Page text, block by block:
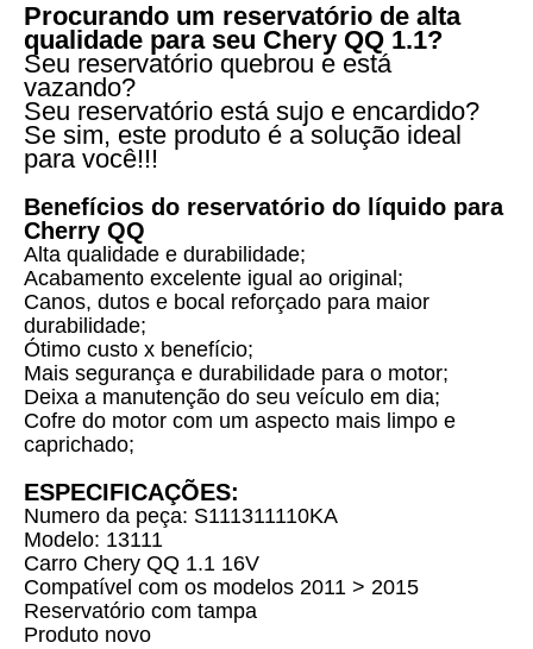
Procurando um reservatório de alta
qualidade para seu Chery QQ 1.1?
Seu reservatório quebrou e está
vazando?
Seu reservatório está sujo e encardido?
Se sim, este produto é a solução ideal
para você!!!
Benefícios do reservatório do líquido para
Cherry QQ
Alta qualidade e durabilidade;
Acabamento excelente igual ao original;
Canos, dutos e bocal reforçado para maior
durabilidade;
Ótimo custo x benefício;
Mais segurança e durabilidade para o motor;
Deixa a manutenção do seu veículo em dia;
Cofre do motor com um aspecto mais limpo e
caprichado;
ESPECIFICAÇÕES:
Numero da peça: S111311110KA
Modelo: 13111
Carro Chery QQ 1.1 16V
Compatível com os modelos 2011 > 2015
Reservatório com tampa
Produto novo